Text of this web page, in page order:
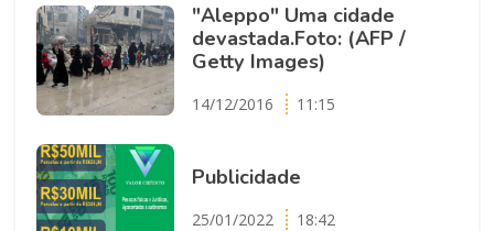
"Aleppo" Uma cidade
devastada.Foto: (AFP /
Getty Images)
14/12/2016 11:15
Publicidade
25/01/2022 18:42